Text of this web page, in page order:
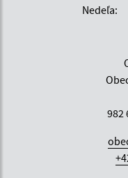
Nedeľa:
982